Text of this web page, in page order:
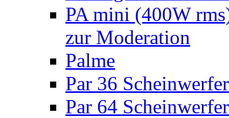
PA mini (400W
zur Moderation
Palme
Par 36 Scheinwerfer
Par 64 Scheinwerfer